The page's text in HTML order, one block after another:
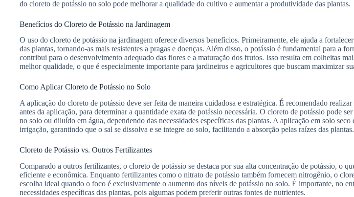
do cloreto de potássio no solo pode melhorar a qualidade do cultivo e aumentar a produtividade das plantas.
Benefícios do Cloreto de Potássio na Jardinagem
O uso do cloreto de potássio na jardinagem oferece diversos benefícios. Primeiramente, ele ajuda a
das plantas, tornando-as mais resistentes a pragas e doenças. Além disso, o potássio é fundamental para a
contribui para o desenvolvimento adequado das flores e a maturação dos frutos. Isso resulta em colheitas
melhor qualidade, o que é especialmente importante para jardineiros e agricultores que buscam maximizar
Como Aplicar Cloreto de Potássio no Solo
A aplicação do cloreto de potássio deve ser feita de maneira cuidadosa e estratégica. É recomendado
antes da aplicação, para determinar a quantidade exata de potássio necessária. O cloreto de potássio pode
no solo ou diluído em água, dependendo das necessidades específicas das plantas. A aplicação em solo seco
irrigação, garantindo que o sal se dissolva e se integre ao solo, facilitando a absorção pelas raízes das plantas.
Cloreto de Potássio vs. Outros Fertilizantes
Comparado a outros fertilizantes, o cloreto de potássio se destaca por sua alta concentração de potássio, o
eficiente e econômica. Enquanto fertilizantes como o nitrato de potássio também fornecem nitrogênio, o
escolha ideal quando o foco é exclusivamente o aumento dos níveis de potássio no solo. É importante, no
necessidades específicas das plantas, pois algumas podem preferir outras fontes de nutrientes.